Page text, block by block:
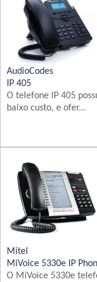
AudioCodes
IP 405
O telefone IP 405
baixo custo, e ofer...
Mitel
MiVoice 5330e IP
O MiVoice 5330e